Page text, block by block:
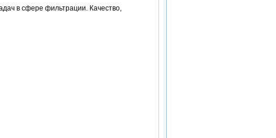
в сфере фильтрации. Качество,